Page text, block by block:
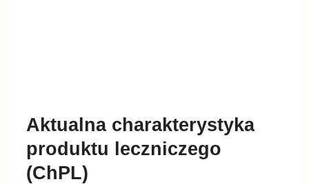
Aktualna charakterystyka
produktu leczniczego
(ChPL)